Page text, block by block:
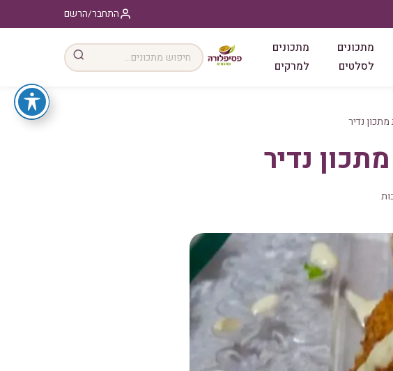
התחבר/הרשם
מתכונים
לסלטים
מתכונים
למרקים
מתכון נדיר
נדיר